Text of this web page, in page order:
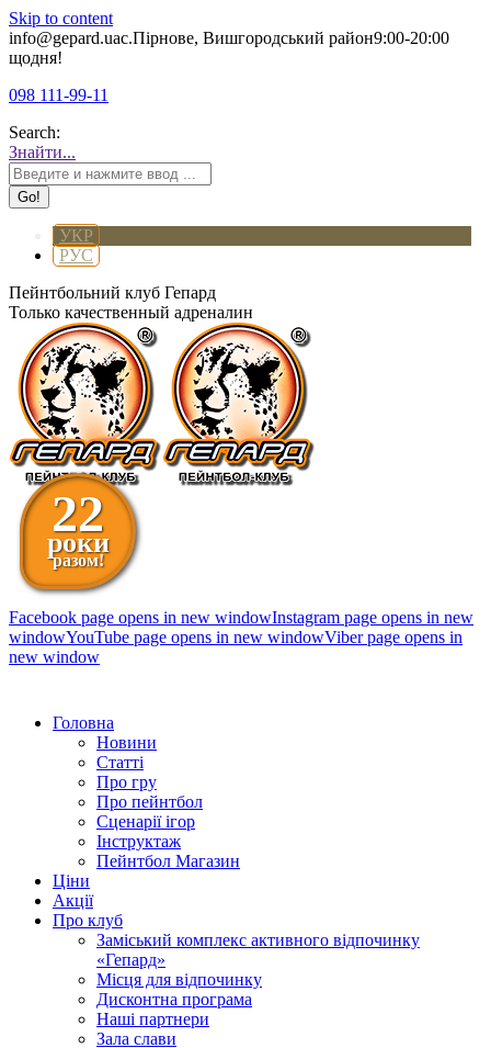
Skip to content
info@gepard.uaс.Пірнове, Вишгородський район9:00-20:00
щодня!
098 111-99-11
Search:
Знайти...
УКР
РУС
Пейнтбольний клуб Гепард
Только качественный адреналин
22
роки
разом!
Facebook page opens in new windowInstagram page opens in new
windowYouTube page opens in new windowViber page opens in
new window
Головна
Новини
Статті
Про гру
Про пейнтбол
Сценарії ігор
Інструктаж
Пейнтбол Магазин
Ціни
Акції
Про клуб
Заміський комплекс активного відпочинку
«Гепард»
Місця для відпочинку
Дисконтна програма
Наші партнери
Зала слави